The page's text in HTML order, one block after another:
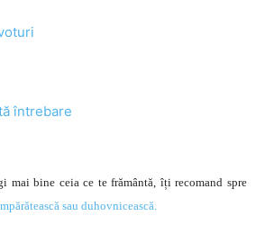
întrebare
mai bine ceia ce te frământă, îți recomand spre
sau duhovnicească.